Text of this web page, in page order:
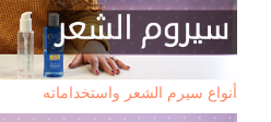
أنواع سيرم الشعر واستخداماته